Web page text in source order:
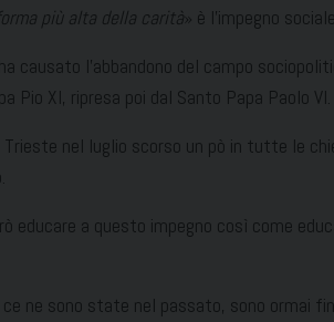
più alta della carità» è l’impegno
l’abbandono del campo
Pio XI, ripresa poi dal Santo Papa Paolo VI.
nel luglio scorso un pò in tutte le
educare a questo impegno così come
ne sono state nel passato, sono ormai